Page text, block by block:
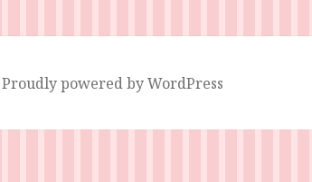
Proudly powered by WordPress